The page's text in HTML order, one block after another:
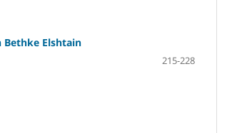
Bethke Elshtain
215-228